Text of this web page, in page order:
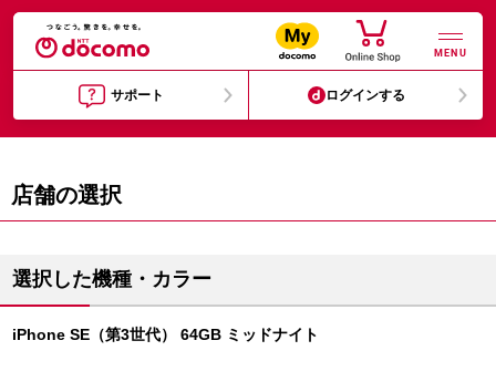
MENU
サポート ログインする
店舗の選択
選択した機種・カラー
iPhone SE（第3世代） 64GB ミッドナイト